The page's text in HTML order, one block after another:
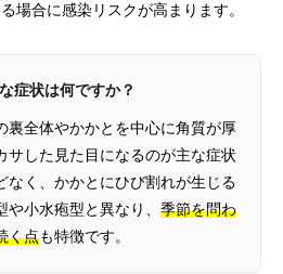
場合に感染リスクが高まります。
症状は何ですか？
裏全体やかかとを中心に角質が厚
サした見た目になるのが主な症状
なく、かかとにひび割れが生じる
小水疱型と異なり、 季節を問わ
く点も特徴です。